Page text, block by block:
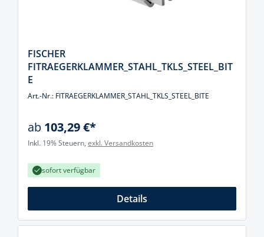
FISCHER
FITRAEGERKLAMMER_STAHL_TKLS_STEEL_BIT
E
Art.-Nr.: FITRAEGERKLAMMER_STAHL_TKLS_STEEL_BITE
ab 103,29 €*
Inkl. 19% Steuern, exkl. Versandkosten
sofort verfügbar
Details